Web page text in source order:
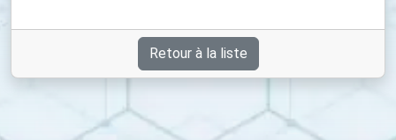
Retour à la liste